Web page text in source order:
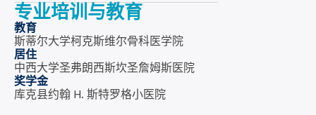
专业培训与教育
教育
斯蒂尔大学柯克斯维尔骨科医学院
居住
中西大学圣弗朗西斯坎圣詹姆斯医院
奖学金
库克县约翰 H. 斯特罗格小医院